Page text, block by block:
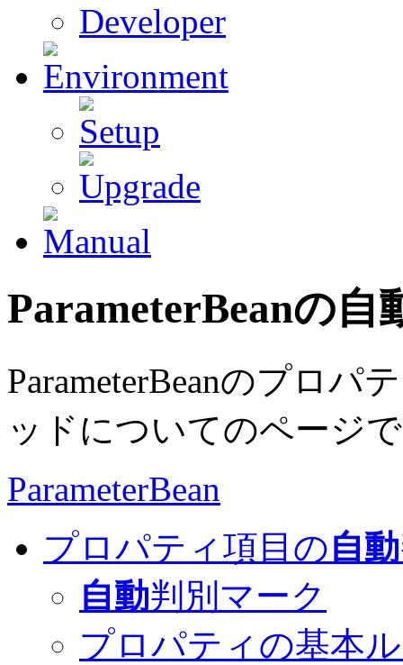
ParameterBeanの自
ParameterBeanのプロパ
ッドについてのページ
ParameterBean
プロパティ項目の自動
自動判別マーク
プロパティの基本